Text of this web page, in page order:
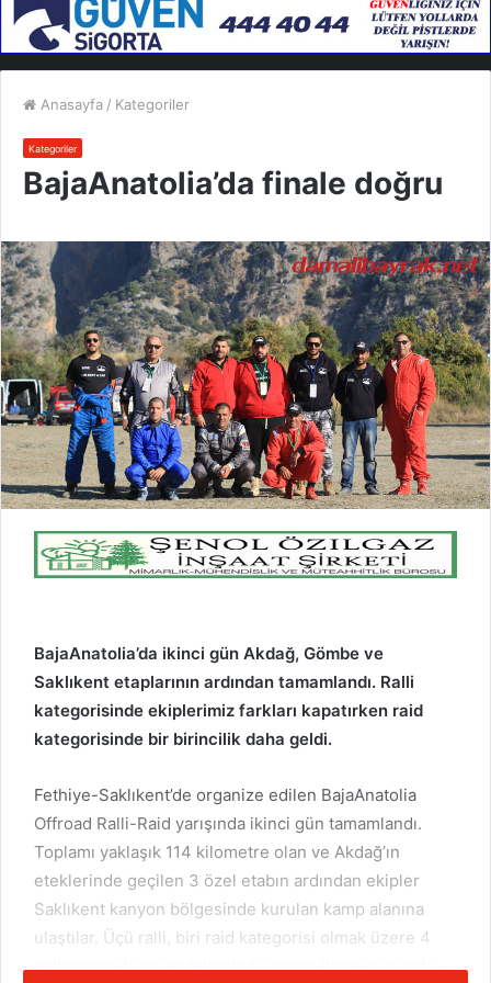
Anasayfa / Kategoriler
Kategoriler
BajaAnatolia’da finale doğru
BajaAnatolia’da ikinci gün Akdağ, Gömbe ve
Saklıkent etaplarının ardından tamamlandı. Ralli
kategorisinde ekiplerimiz farkları kapatırken raid
kategorisinde bir birincilik daha geldi.
Fethiye-Saklıkent’de organize edilen BajaAnatolia
Offroad Ralli-Raid yarışında ikinci gün tamamlandı.
Toplamı yaklaşık 114 kilometre olan ve Akdağ’ın
eteklerinde geçilen 3 özel etabın ardından ekipler
Saklıkent kanyon bölgesinde kurulan kamp alanına
ulaştılar. Üçü ralli, biri raid kategorisi olmak üzere 4
ekibimizin de mücadele ettiği yarışın ikinci gününde